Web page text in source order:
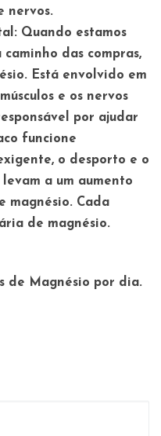
nervos.
Quando estamos
das compras,
Está envolvido em
e os nervos
por ajudar
funcione
o desporto e o
a um aumento
magnésio. Cada
de magnésio.
de Magnésio por dia.